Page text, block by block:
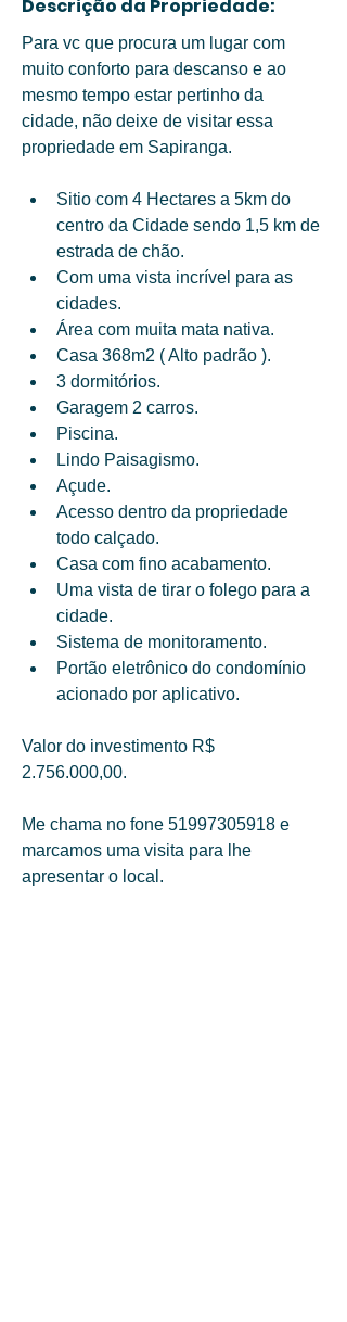
Descrição da Propriedade:
Para vc que procura um lugar com
muito conforto para descanso e ao
mesmo tempo estar pertinho da
cidade, não deixe de visitar essa
propriedade em Sapiranga.
Sitio com 4 Hectares a 5km do
centro da Cidade sendo 1,5 km de
estrada de chão.
Com uma vista incrível para as
cidades.
Área com muita mata nativa.
Casa 368m2 ( Alto padrão ).
3 dormitórios.
Garagem 2 carros.
Piscina.
Lindo Paisagismo.
Açude.
Acesso dentro da propriedade
todo calçado.
Casa com fino acabamento.
Uma vista de tirar o folego para a
cidade.
Sistema de monitoramento.
Portão eletrônico do condomínio
acionado por aplicativo.
Valor do investimento R$
2.756.000,00.
Me chama no fone 51997305918 e
marcamos uma visita para lhe
apresentar o local.